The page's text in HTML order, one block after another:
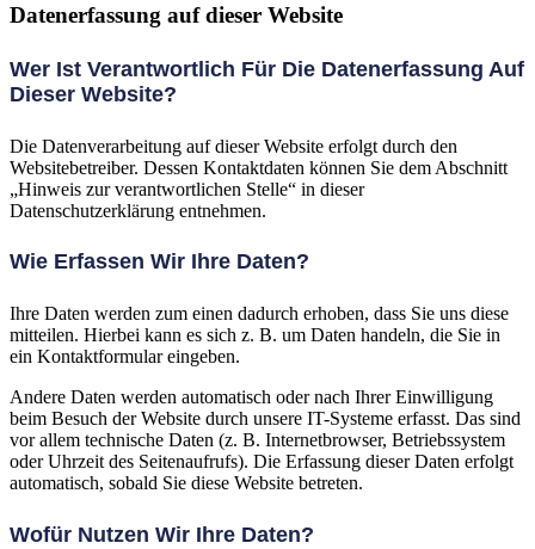
Datenerfassung auf dieser Website
Wer Ist Verantwortlich Für Die Datenerfassung Auf
Dieser Website?
Die Datenverarbeitung auf dieser Website erfolgt durch den
Websitebetreiber. Dessen Kontaktdaten können Sie dem Abschnitt
„Hinweis zur verantwortlichen Stelle“ in dieser
Datenschutzerklärung entnehmen.
Wie Erfassen Wir Ihre Daten?
Ihre Daten werden zum einen dadurch erhoben, dass Sie uns diese
mitteilen. Hierbei kann es sich z. B. um Daten handeln, die Sie in
ein Kontaktformular eingeben.
Andere Daten werden automatisch oder nach Ihrer Einwilligung
beim Besuch der Website durch unsere IT-Systeme erfasst. Das sind
vor allem technische Daten (z. B. Internetbrowser, Betriebssystem
oder Uhrzeit des Seitenaufrufs). Die Erfassung dieser Daten erfolgt
automatisch, sobald Sie diese Website betreten.
Wofür Nutzen Wir Ihre Daten?